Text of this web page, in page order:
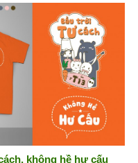
không hề hư cấu